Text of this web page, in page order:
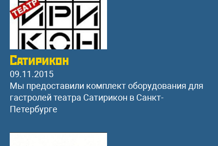
Сатирикон
09.11.2015
Мы предоставили комплект оборудования для
гастролей театра Сатирикон в Санкт-
Петербурге